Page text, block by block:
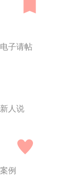
电子请帖
新人说
案例